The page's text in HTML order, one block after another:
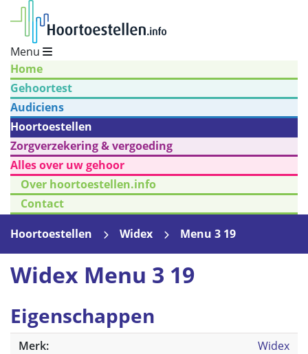
Menu
Home
Gehoortest
Audiciens
Hoortoestellen
Zorgverzekering & vergoeding
Alles over uw gehoor
Over hoortoestellen.info
Contact
Hoortoestellen
Widex Menu 3 19
Widex Menu 3 19
Eigenschappen
Merk:
Widex